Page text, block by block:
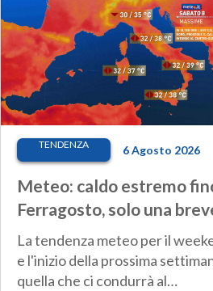
TENDENZA 6 Agosto 2026
Meteo: caldo estremo
Ferragosto, solo una
pausa. Ecco dove
La tendenza meteo per il
e l'inizio della prossima
quella che ci condurrà al